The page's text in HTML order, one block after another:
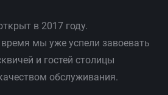
в 2017 году.
мы уже успели завоевать
и гостей столицы
обслуживания.